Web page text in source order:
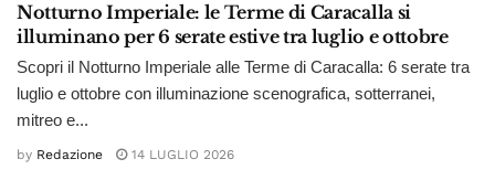
Notturno Imperiale: le Terme di Caracalla si
illuminano per 6 serate estive tra luglio e ottobre
Scopri il Notturno Imperiale alle Terme di Caracalla: 6 serate tra
luglio e ottobre con illuminazione scenografica, sotterranei,
mitreo e...
by Redazione 14 LUGLIO 2026